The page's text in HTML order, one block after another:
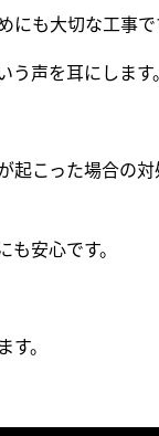
も大切な工事で
声を耳にします。
起こった場合の
安心です。
。